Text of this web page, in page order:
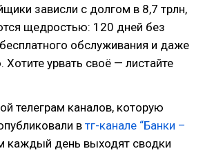
зависли с долгом в 8,7 трлн,
щедростью: 120 дней без
обслуживания и даже
урвать своё — листайте
телеграм каналов, которую
в тг-канале “Банки –
каждый день выходят сводки